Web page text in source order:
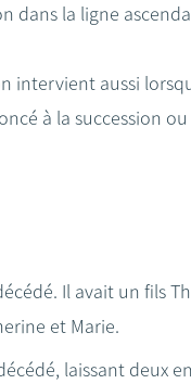
dans la ligne
intervient aussi
à la succession
Il avait un fils
et Marie.
laissant deux